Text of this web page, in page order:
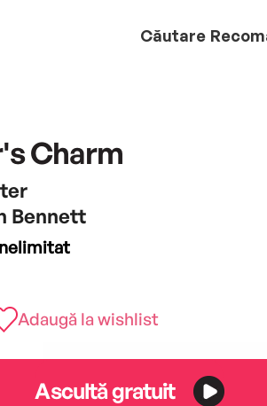
Căutare
Charm
Bennett
Adaugă la wishlist
Ascultă gratuit